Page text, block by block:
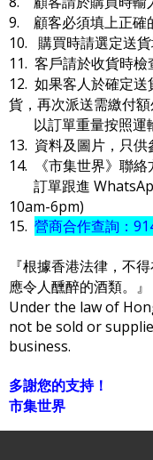
9. 顧客必須填上正確
10. 購買時請選定送貨
11. 客戶請於收貨時
12. 如果客人於確定
貨，再次派送需繳付額
以訂單重量按照運
13. 資料及圖片，只供
14. 《市集世界》聯絡
訂單跟進
10am-6pm)
15. 營商合作查詢：
『根據香港法律，不
應令人醺醉的酒類。』
Under the law of
not be sold or
business.
多謝您的支持！
市集世界